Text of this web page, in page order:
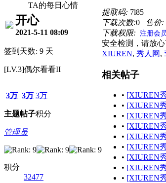
TA的每日心情
开心
2021-5-11 08:09
签到天数: 9 天
[LV.3]偶尔看看II
3万
主题
3万
帖子
3万
积分
管理员
积分
32477
提取码: 7l85
下载次数:0 售价:
下载权限: 注册会
安全检测，请放
XIUREN, 秀人网 ,
相关帖子
• [XIUREN
• [XIUREN
• [XIUREN
• [XIUREN
• [XIUREN
• [XIUREN
• [XIUREN
• [XIUREN
• [XIUREN